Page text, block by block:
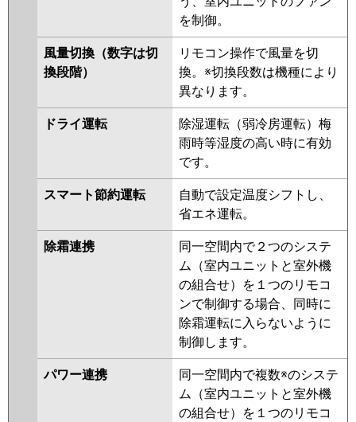
HRMP112KL5 PKZ-ERMP112K5
PKZ-ERMP112KL5 PKZ-
HRMP112K4 PKZ-HRMP112KL4
PKZ-ERMP112KL4 PKZ-
ERMP112K4 PKZ-HRMP112KL3
PKZ-HRMP112K3
PKZ-
ERMP112KL3 PKZ-ERMP112K3
PKZ-HRMP112KL2
HRMP112K2
PKZ-ERMP112K2 PKZ-
HRMP112KLZ PKZ-HRMP112KZ
PKZ-ERMP112KLZ PKZ-
ERMP112KZ PKZ-HRMP112KLY
PKZ-HRMP112KY PKZ-
ERMP112KLY PKZ-ERMP112KY
PKZ-HRMP112KLV PKZ-
HRMP112KV PKZ-ERMP112KLW
PKZ-ERMP112KW PKZ-
ERMP112KLV PKZ-ERMP112KV
PKZ-ERMP112KLR PKZ-
ERMP112KR
を制御。
風量切換（数字は切
換段階）
リモコン操作で風量を切
換。※切換段数は機種により
異なります。
ドライ運転
除湿運転（弱冷房運転）梅
雨時等湿度の高い時に有効
です。
スマート節約運転
自動で設定温度シフトし、
省エネ運転。
除霜連携
同一空間内で２つのシステ
ム（室内ユニットと室外機
の組合せ）を１つのリモコ
ンで制御する場合、同時に
除霜運転に入らないように
制御します。
パワー連携
同一空間内で複数※のシステ
ム（室内ユニットと室外機
の組合せ）を１つのリモコ